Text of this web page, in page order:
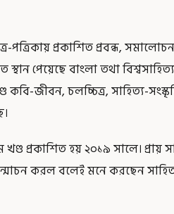
পত্রিকায় প্রকাশিত প্রবন্ধ,
স্থান পেয়েছে বাংলা তথা
জীবন, চলচ্চিত্র, সাহিত্য-
খণ্ড প্রকাশিত হয় ২০১৯ সালে।
করল বলেই মনে করছেন